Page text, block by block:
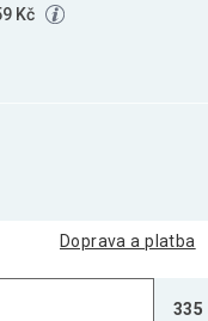
Kč
Doprava a platba
335